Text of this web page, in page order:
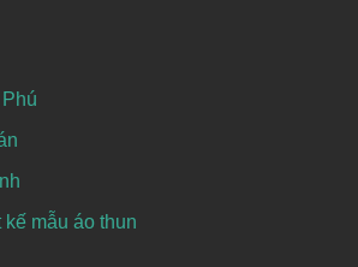
mẫu áo thun